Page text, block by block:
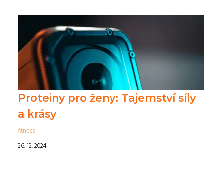
Proteiny pro ženy: Tajemství síly
a krásy
fitness
26. 12. 2024